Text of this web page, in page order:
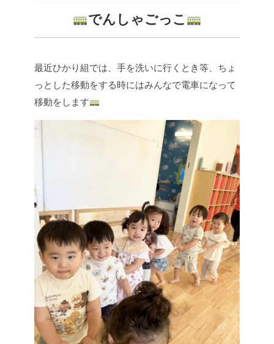
でんしゃごっこ
最近ひかり組では、手を洗いに行くとき等、ちょ
っとした移動をする時にはみんなで電車になって
移動をします